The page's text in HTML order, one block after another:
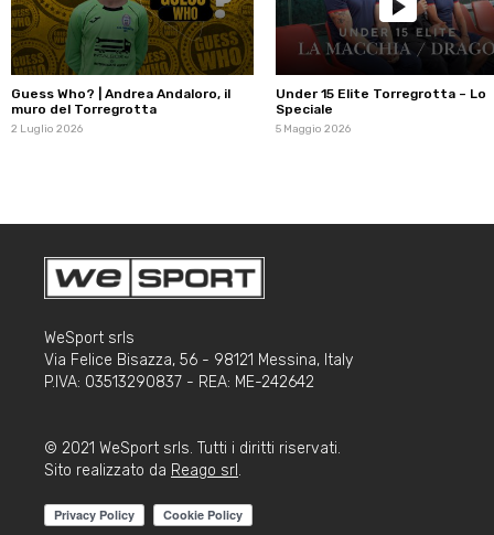
Guess Who? | Andrea Andaloro, il
muro del Torregrotta
2 Luglio 2026
Under 15 Elite Torregrotta – Lo
Speciale
5 Maggio 2026
WeSport srls
Via Felice Bisazza, 56 - 98121 Messina, Italy
P.IVA: 03513290837 - REA: ME-242642
© 2021 WeSport srls. Tutti i diritti riservati.
Sito realizzato da Reago srl .